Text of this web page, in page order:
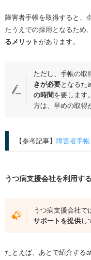
障害者手帳を取得すると、
たうえでの採用となるため、
るメリットがあります。
ただし、手帳の取
きが必要となるた
の時間を要します
方は、早めの取得
【参考記事】 障害者手
うつ病支援会社を利用する
うつ病支援会社で
サポートを提供し
たとえば、あとで紹介する